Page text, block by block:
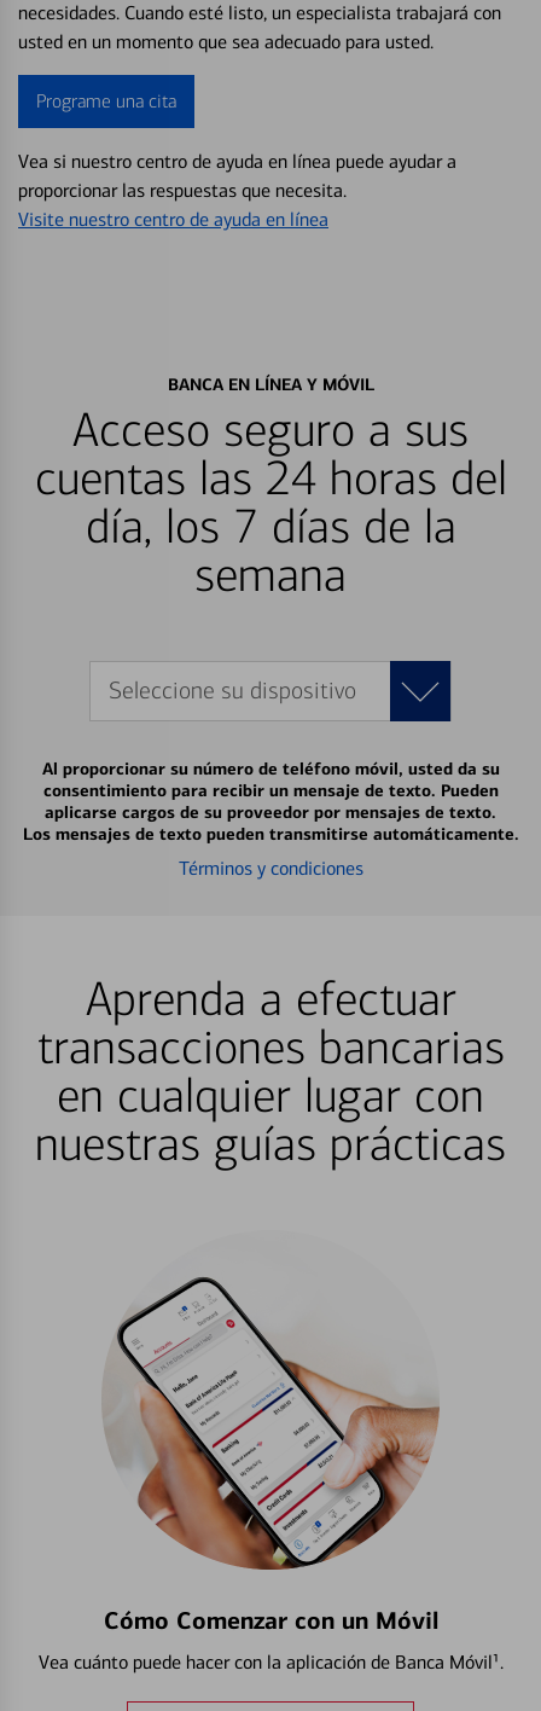
necesidades. Cuando esté listo, un especialista trabajará con
usted en un momento que sea adecuado para usted.
Programe una cita
Vea si nuestro centro de ayuda en línea puede ayudar a
proporcionar las respuestas que necesita.
Visite nuestro centro de ayuda en línea
BANCA EN LÍNEA Y MÓVIL
Acceso seguro a sus
cuentas las 24 horas del
día, los 7 días de la
semana
Seleccione su dispositivo
Al proporcionar su número de teléfono móvil, usted da su
consentimiento para recibir un mensaje de texto. Pueden
aplicarse cargos de su proveedor por mensajes de texto.
Los mensajes de texto pueden transmitirse automáticamente.
Términos y condiciones
Aprenda a efectuar
transacciones bancarias
en cualquier lugar con
nuestras guías prácticas
Cómo Comenzar con un Móvil
Vea cuánto puede hacer con la aplicación de Banca Móvil¹.